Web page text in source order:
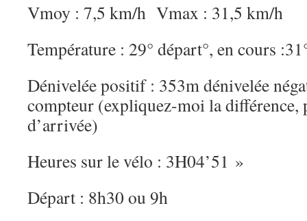
Vmoy : 7,5 km/h Vmax : 31,5 km/h
Température : 29° départ°, en cours
Dénivelée positif : 353m dénivelée
compteur (expliquez-moi la différence,
d’arrivée)
Heures sur le vélo : 3H04’51 »
Départ : 8h30 ou 9h